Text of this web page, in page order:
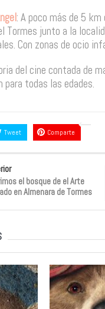
: A poco más de 5
Tormes junto a la
Con zonas de ocio
del cine contada de
para todas las edades.
Tweet Comparte
el bosque de el Arte
en Almenara de Tormes